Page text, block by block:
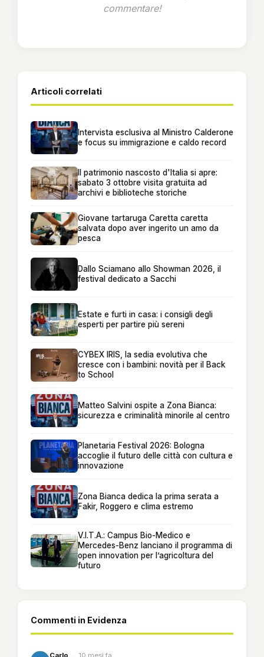
commentare!
Articoli correlati
Intervista esclusiva al Ministro Calderone
e focus su immigrazione e caldo record
Il patrimonio nascosto d'Italia si apre:
sabato 3 ottobre visita gratuita ad
archivi e biblioteche storiche
Giovane tartaruga Caretta caretta
salvata dopo aver ingerito un amo da
pesca
Dallo Sciamano allo Showman 2026, il
festival dedicato a Sacchi
Estate e furti in casa: i consigli degli
esperti per partire più sereni
CYBEX IRIS, la sedia evolutiva che
cresce con i bambini: novità per il Back
to School
Matteo Salvini ospite a Zona Bianca:
sicurezza e criminalità minorile al centro
Planetaria Festival 2026: Bologna
accoglie il futuro delle città con cultura e
innovazione
Zona Bianca dedica la prima serata a
Fakir, Roggero e clima estremo
V.I.T.A.: Campus Bio-Medico e
Mercedes-Benz lanciano il programma di
open innovation per l’agricoltura del
futuro
Commenti in Evidenza
Carlo · 10 mesi fa